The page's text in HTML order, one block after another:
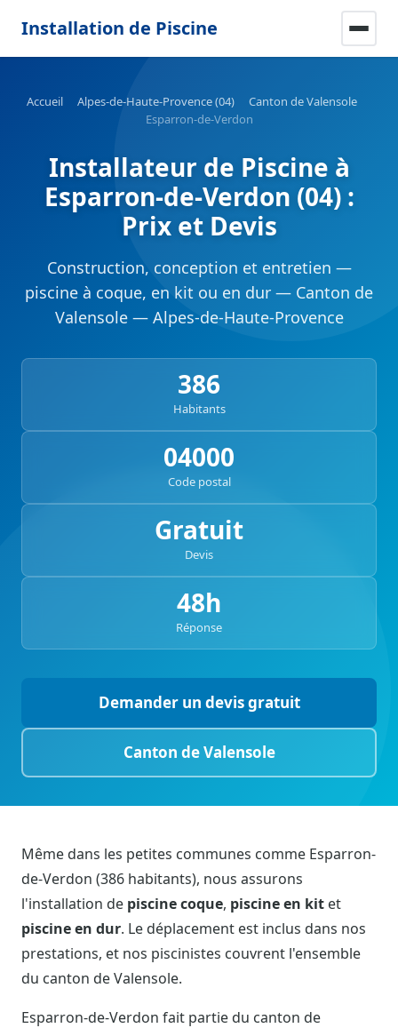
Installation de Piscine
Accueil Alpes-de-Haute-Provence (04)
Canton de Valensole
Esparron-de-Verdon
Installateur de Piscine à
Esparron-de-Verdon (04) :
Prix et Devis
Construction, conception et entretien —
piscine à coque, en kit ou en dur — Canton de
Valensole — Alpes-de-Haute-Provence
386
Habitants
04000
Code postal
Gratuit
Devis
48h
Réponse
Demander un devis gratuit
Canton de Valensole
Même dans les petites communes comme Esparron-
de-Verdon (386 habitants), nous assurons
l'installation de piscine coque, piscine en kit et
piscine en dur. Le déplacement est inclus dans nos
prestations, et nos piscinistes couvrent l'ensemble
du canton de Valensole.
Esparron-de-Verdon fait partie du canton de